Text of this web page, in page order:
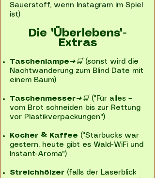
Sauerstoff, wenn Instagram im Spiel
ist)
Die "Überlebens"-
Extras
Taschenlampe ➜🛒 (sonst wird die
Nachtwanderung zum Blind Date mit
einem Baum)
Taschenmesser➜🛒 ("Für alles –
vom Brot schneiden bis zur Rettung
vor Plastikverpackungen")
Kocher & Kaffee ("Starbucks war
gestern, heute gibt es Wald-WiFi und
Instant-Aroma")
Streichhölzer (falls der Laserblick